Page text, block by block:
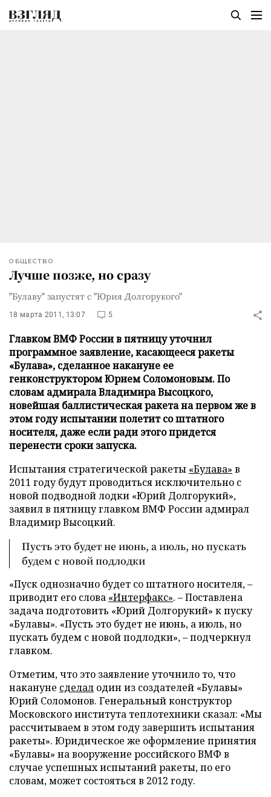
ОБЩЕСТВО
Лучше позже, но сразу
"Булаву" запустят с "Юрия Долгорукого"
18 марта 2011, 13:07 5
Главком ВМФ России в пятницу уточнил
программное заявление, касающееся ракеты
«Булава», сделанное накануне ее
генконструктором Юрием Соломоновым. По
словам адмирала Владимира Высоцкого,
новейшая баллистическая ракета на первом же в
этом году испытании полетит со штатного
носителя, даже если ради этого придется
перенести сроки запуска.
Испытания стратегической ракеты «Булава» в
2011 году будут проводиться исключительно с
новой подводной лодки «Юрий Долгорукий»,
заявил в пятницу главком ВМФ России адмирал
Владимир Высоцкий.
Пусть это будет не июнь, а июль, но пускать
будем с новой подлодки
«Пуск однозначно будет со штатного носителя, –
приводит его слова «Интерфакс». – Поставлена
задача подготовить «Юрий Долгорукий» к пуску
«Булавы». «Пусть это будет не июнь, а июль, но
пускать будем с новой подлодки», – подчеркнул
главком.
Отметим, что это заявление уточнило то, что
накануне сделал один из создателей «Булавы»
Юрий Соломонов. Генеральный конструктор
Московского института теплотехники сказал: «Мы
рассчитываем в этом году завершить испытания
ракеты». Юридическое же оформление принятия
«Булавы» на вооружение российского ВМФ в
случае успешных испытаний ракеты, по его
словам, может состояться в 2012 году.